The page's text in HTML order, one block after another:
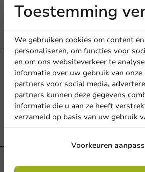
1000 stuks
Milkshake- &
To-Go deksel (PET)
opening - 1.000 st/
1000 stuks
€ 26,90
Toestemming
We gebruiken cookies om content
personaliseren, om functies voor
en om ons websiteverkeer te
informatie over uw gebruik van onze
partners voor social media,
partners kunnen deze gegevens
informatie die u aan ze heeft
verzameld op basis van uw gebruik
Voorkeuren
Ontvang
Meld je aan
Aanmelden
Door je in te schrijven, ga je